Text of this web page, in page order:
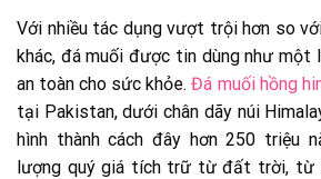
Với nhiều tác dụng vượt trội hơn so
khác, đá muối được tin dùng như một
an toàn cho sức khỏe.Đá muối hồng
tại Pakistan, dưới chân dãy núi
hình thành cách đây hơn 250 triệu
lượng quý giá tích trữ từ đất trời, từ